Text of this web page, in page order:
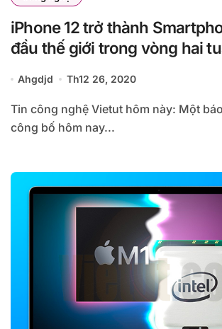
iPhone 12 trở thành
đầu thế giới trong vòng hai
Ahgdjd Th12 26, 2020
Tin công nghệ Vietut hôm này: Một báo cáo mới được
công bố hôm nay...